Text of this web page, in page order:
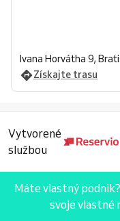
Ivana Horvátha 9,
Získajte trasu
Vytvorené
službou
Máte vlastný podnik?
svoje vlastné